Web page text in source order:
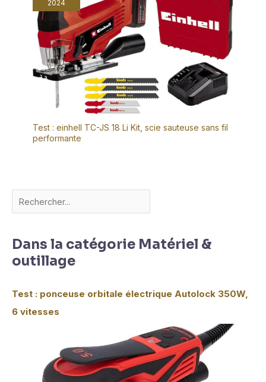
2024
Test : einhell TC-JS 18 Li Kit, scie sauteuse sans fil
performante
Dans la catégorie Matériel &
outillage
Test : ponceuse orbitale électrique Autolock 350W,
6 vitesses